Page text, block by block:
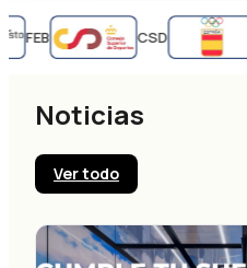
FEB CSD
Noticias
Ver todo